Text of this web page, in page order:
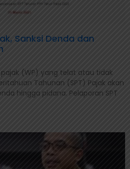
Sanksi Denda dan
pajak (WP) yang telat atau tidak
Tahunan (SPT) Pajak akan
hingga pidana. Pelaporan SPT